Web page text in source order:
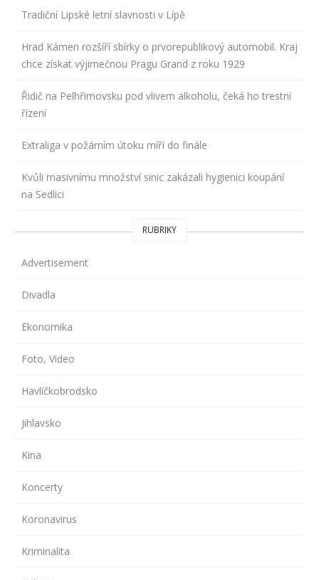
Tradiční Lipské letní slavnosti v Lípě
Hrad Kámen rozšíří sbírky o prvorepublikový automobil. Kraj
chce získat výjimečnou Pragu Grand z roku 1929
Řidič na Pelhřimovsku pod vlivem alkoholu, čeká ho trestní
řízení
Extraliga v požárním útoku míří do finále
Kvůli masivnímu množství sinic zakázali hygienici koupání
na Sedlici
RUBRIKY
Advertisement
Divadla
Ekonomika
Foto, Video
Havlíčkobrodsko
Jihlavsko
Kina
Koncerty
Koronavirus
Kriminalita